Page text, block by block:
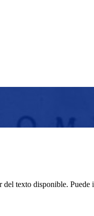
texto disponible.